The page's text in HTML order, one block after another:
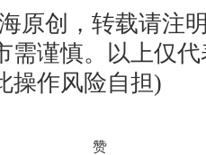
创，转载请注
需谨慎。以上仅
操作风险自担)
赞